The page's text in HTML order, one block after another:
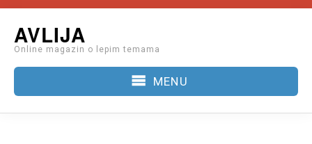
content
AVLIJA
Online magazin o lepim temama
MENU